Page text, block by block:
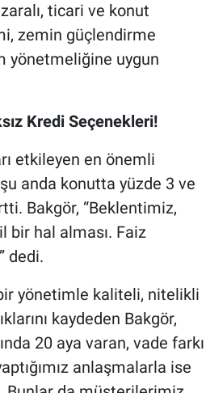
ticari ve konut
zemin güçlendirme
yönetmeliğine uygun
Kredi Seçenekleri!
etkileyen en önemli
anda konutta yüzde 3 ve
Bakgör, “Beklentimiz,
bir hal alması. Faiz
dedi.
yönetimle kaliteli, nitelikli
kaydeden Bakgör,
20 aya varan, vade farkı
anlaşmalarla ise